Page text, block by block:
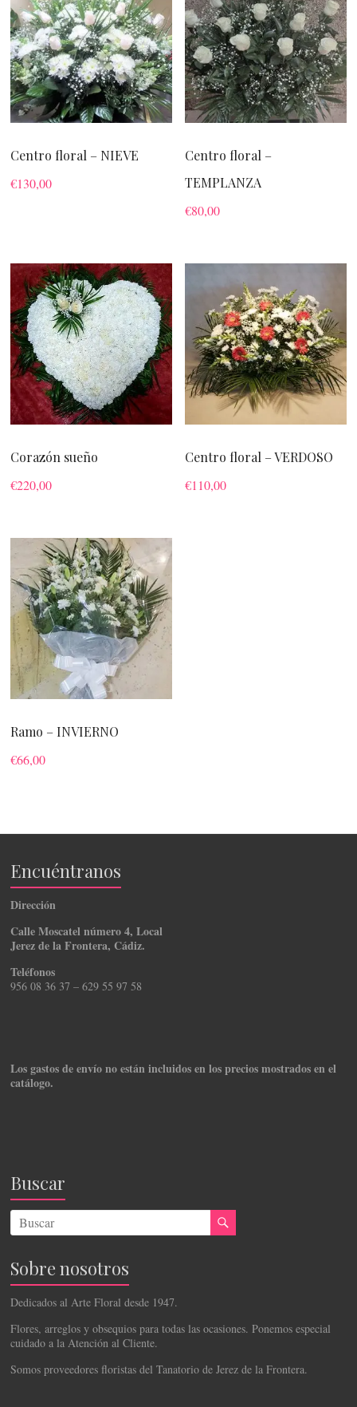
Centro floral – NIEVE
€130,00
Centro floral –
TEMPLANZA
€80,00
Corazón sueño
€220,00
Centro floral – VERDOSO
€110,00
Ramo – INVIERNO
€66,00
Encuéntranos
Dirección
Calle Moscatel número 4, Local
Jerez de la Frontera, Cádiz.
Teléfonos
956 08 36 37 – 629 55 97 58
Los gastos de envío no están incluidos en los precios mostrados en el
catálogo.
Buscar
Sobre nosotros
Dedicados al Arte Floral desde 1947.
Flores, arreglos y obsequios para todas las ocasiones. Ponemos especial
cuidado a la Atención al Cliente.
Somos proveedores floristas del Tanatorio de Jerez de la Frontera.